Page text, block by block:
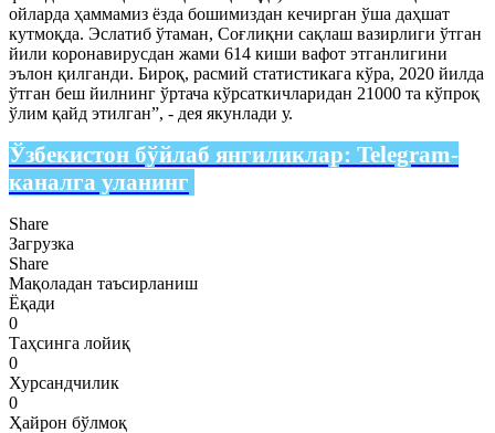
ойларда ҳаммамиз ёзда бошимиздан кечирган ўша даҳшат
кутмоқда. Эслатиб ўтаман, Соғлиқни сақлаш вазирлиги ўтган
йили коронавирусдан жами 614 киши вафот этганлигини
эълон қилганди. Бироқ, расмий статистикага кўра, 2020 йилда
ўтган беш йилнинг ўртача кўрсаткичларидан 21000 та кўпроқ
ўлим қайд этилган”, - дея якунлади у.
Ўзбекистон бўйлаб янгиликлар: Telegram-
каналга уланинг
Share
Загрузка
Share
Мақоладан таъсирланиш
Ёқади
0
Таҳсинга лойиқ
0
Хурсандчилик
0
Ҳайрон бўлмоқ